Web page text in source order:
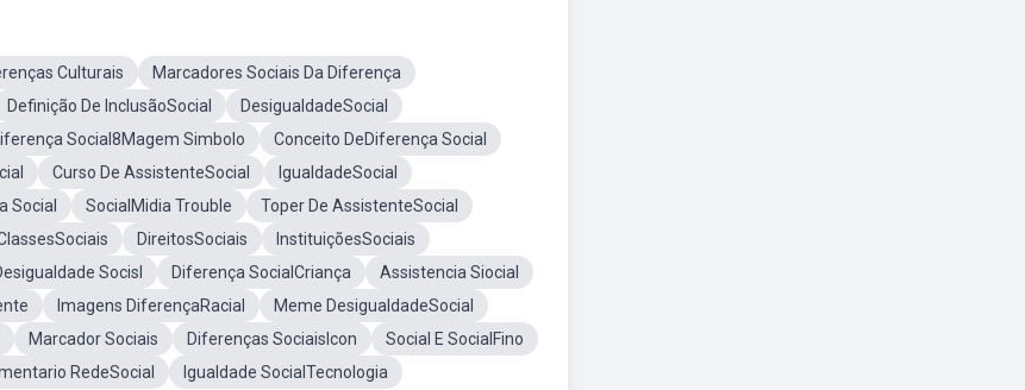
Culturais
Marcadores Sociais Da Diferença
Definição De InclusãoSocial
DesigualdadeSocial
Social8Magem Simbolo
Conceito DeDiferença Social
Curso De AssistenteSocial
IgualdadeSocial
Social SocialMidia Trouble
Toper De AssistenteSocial
DireitosSociais
InstituiçõesSociais
Socisl Diferença SocialCriança
Assistencia Siocial
Imagens DiferençaRacial
Meme DesigualdadeSocial
Marcador Sociais Diferenças SociaisIcon
Social E SocialFino
RedeSocial
Igualdade SocialTecnologia